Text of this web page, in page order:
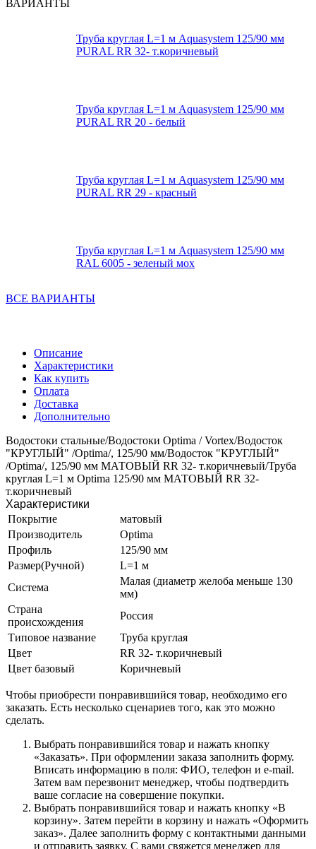
ВАРИАНТЫ
Труба круглая L=1 м Aquasystem 125/90 мм
PURAL RR 32- т.коричневый
Труба круглая L=1 м Aquasystem 125/90 мм
PURAL RR 20 - белый
Труба круглая L=1 м Aquasystem 125/90 мм
PURAL RR 29 - красный
Труба круглая L=1 м Aquasystem 125/90 мм
RAL 6005 - зеленый мох
ВСЕ ВАРИАНТЫ
Описание
Характеристики
Как купить
Оплата
Доставка
Дополнительно
Водостоки стальные/Водостоки Optima / Vortex/Водосток
"КРУГЛЫЙ" /Optima/, 125/90 мм/Водосток "КРУГЛЫЙ"
/Optima/, 125/90 мм МАТОВЫЙ RR 32- т.коричневый/Труба
круглая L=1 м Optima 125/90 мм МАТОВЫЙ RR 32-
т.коричневый
Характеристики
Покрытие
матовый
Производитель
Optima
Профиль
125/90 мм
Размер(Ручной)
L=1 м
Система
Малая (диаметр желоба меньше 130
мм)
Страна
происхождения
Россия
Типовое название
Труба круглая
Цвет
RR 32- т.коричневый
Цвет базовый
Коричневый
Чтобы приобрести понравившийся товар, необходимо его
заказать. Есть несколько сценариев того, как это можно
сделать.
Выбрать понравившийся товар и нажать кнопку
«Заказать». При оформлении заказа заполнить форму.
Вписать информацию в поля: ФИО, телефон и e-mail.
Затем вам перезвонит менеджер, чтобы подтвердить
ваше согласие на совершение покупки.
Выбрать понравившийся товар и нажать кнопку «В
корзину». Затем перейти в корзину и нажать «Оформить
заказ». Далее заполнить форму с контактными данными
и отправить заявку. С вами свяжется менеджер для